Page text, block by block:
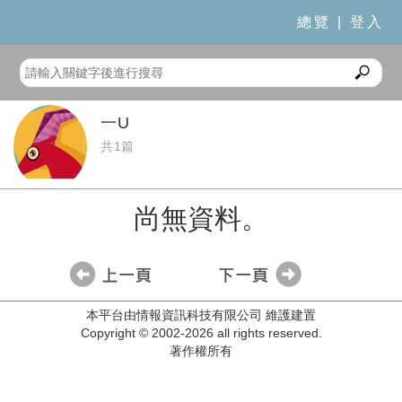
總覽 登入
一U
共1篇
尚無資料。
本平台由情報資訊科技有限公司 維護建置
Copyright © 2002-2026 all rights reserved.
著作權所有